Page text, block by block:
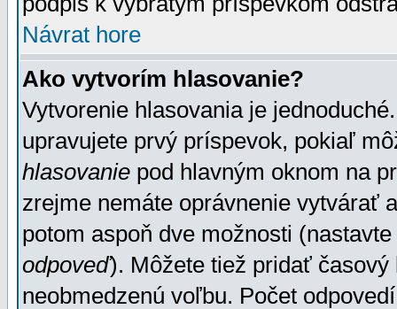
Návrat hore
Ako vytvorím hlasovanie?
Vytvorenie hlasovania je
upravujete prvý príspevok, pokiaľ
hlasovanie pod hlavným oknom na
zrejme nemáte oprávnenie vytvárať
potom aspoň dve možnosti
odpoveď). Môžete tiež pridať
neobmedzenú voľbu. Počet